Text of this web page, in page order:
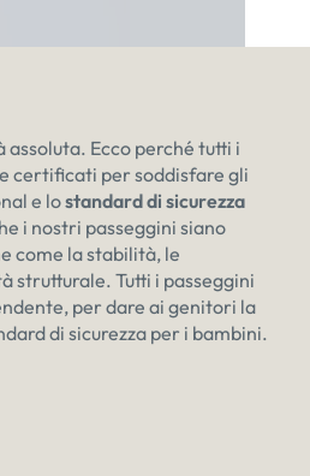
Ecco perché tutti i
certificati per soddisfare gli
e lostandard di sicurezza
i nostri passeggini siano
come la stabilità, le
strutturale. Tutti i passeggini
per dare ai genitori la
di sicurezza per i bambini.